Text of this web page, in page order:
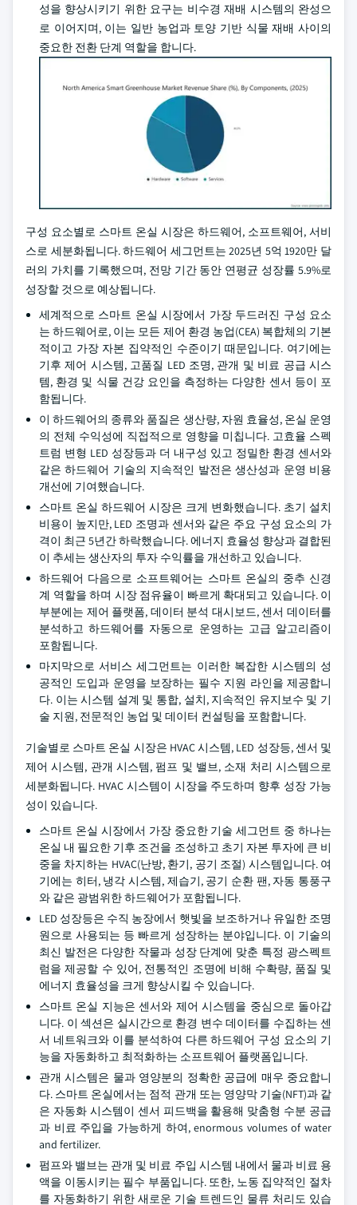
성을 향상시키기 위한 요구는 비수경 재배 시스템의 완성으
로 이어지며, 이는 일반 농업과 토양 기반 식물 재배 사이의
중요한 전환 단계 역할을 합니다.
구성 요소별로 스마트 온실 시장은 하드웨어, 소프트웨어, 서비
스로 세분화됩니다. 하드웨어 세그먼트는 2025년 5억 1920만 달
러의 가치를 기록했으며, 전망 기간 동안 연평균 성장률 5.9%로
성장할 것으로 예상됩니다.
세계적으로 스마트 온실 시장에서 가장 두드러진 구성 요소
는 하드웨어로, 이는 모든 제어 환경 농업(CEA) 복합체의 기본
적이고 가장 자본 집약적인 수준이기 때문입니다. 여기에는
기후 제어 시스템, 고품질 LED 조명, 관개 및 비료 공급 시스
템, 환경 및 식물 건강 요인을 측정하는 다양한 센서 등이 포
함됩니다.
이 하드웨어의 종류와 품질은 생산량, 자원 효율성, 온실 운영
의 전체 수익성에 직접적으로 영향을 미칩니다. 고효율 스펙
트럼 변형 LED 성장등과 더 내구성 있고 정밀한 환경 센서와
같은 하드웨어 기술의 지속적인 발전은 생산성과 운영 비용
개선에 기여했습니다.
스마트 온실 하드웨어 시장은 크게 변화했습니다. 초기 설치
비용이 높지만, LED 조명과 센서와 같은 주요 구성 요소의 가
격이 최근 5년간 하락했습니다. 에너지 효율성 향상과 결합된
이 추세는 생산자의 투자 수익률을 개선하고 있습니다.
하드웨어 다음으로 소프트웨어는 스마트 온실의 중추 신경
계 역할을 하며 시장 점유율이 빠르게 확대되고 있습니다. 이
부분에는 제어 플랫폼, 데이터 분석 대시보드, 센서 데이터를
분석하고 하드웨어를 자동으로 운영하는 고급 알고리즘이
포함됩니다.
마지막으로 서비스 세그먼트는 이러한 복잡한 시스템의 성
공적인 도입과 운영을 보장하는 필수 지원 라인을 제공합니
다. 이는 시스템 설계 및 통합, 설치, 지속적인 유지보수 및 기
술 지원, 전문적인 농업 및 데이터 컨설팅을 포함합니다.
기술별로 스마트 온실 시장은 HVAC 시스템, LED 성장등, 센서 및
제어 시스템, 관개 시스템, 펌프 및 밸브, 소재 처리 시스템으로
세분화됩니다. HVAC 시스템이 시장을 주도하며 향후 성장 가능
성이 있습니다.
스마트 온실 시장에서 가장 중요한 기술 세그먼트 중 하나는
온실 내 필요한 기후 조건을 조성하고 초기 자본 투자에 큰 비
중을 차지하는 HVAC(난방, 환기, 공기 조절) 시스템입니다. 여
기에는 히터, 냉각 시스템, 제습기, 공기 순환 팬, 자동 통풍구
와 같은 광범위한 하드웨어가 포함됩니다.
LED 성장등은 수직 농장에서 햇빛을 보조하거나 유일한 조명
원으로 사용되는 등 빠르게 성장하는 분야입니다. 이 기술의
최신 발전은 다양한 작물과 성장 단계에 맞춘 특정 광스펙트
럼을 제공할 수 있어, 전통적인 조명에 비해 수확량, 품질 및
에너지 효율성을 크게 향상시킬 수 있습니다.
스마트 온실 지능은 센서와 제어 시스템을 중심으로 돌아갑
니다. 이 섹션은 실시간으로 환경 변수 데이터를 수집하는 센
서 네트워크와 이를 분석하여 다른 하드웨어 구성 요소의 기
능을 자동화하고 최적화하는 소프트웨어 플랫폼입니다.
관개 시스템은 물과 영양분의 정확한 공급에 매우 중요합니
다. 스마트 온실에서는 점적 관개 또는 영양막 기술(NFT)과 같
은 자동화 시스템이 센서 피드백을 활용해 맞춤형 수분 공급
과 비료 주입을 가능하게 하여, enormous volumes of water
and fertilizer.
펌프와 밸브는 관개 및 비료 주입 시스템 내에서 물과 비료 용
액을 이동시키는 필수 부품입니다. 또한, 노동 집약적인 절차
를 자동화하기 위한 새로운 기술 트렌드인 물류 처리도 있습